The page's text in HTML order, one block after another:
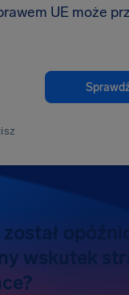
UE może
wskutek